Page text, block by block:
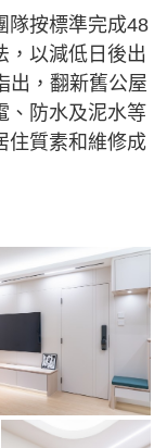
隊按標準完成48
，以減低日後出
出，翻新舊公屋
、防水及泥水等
住質素和維修成